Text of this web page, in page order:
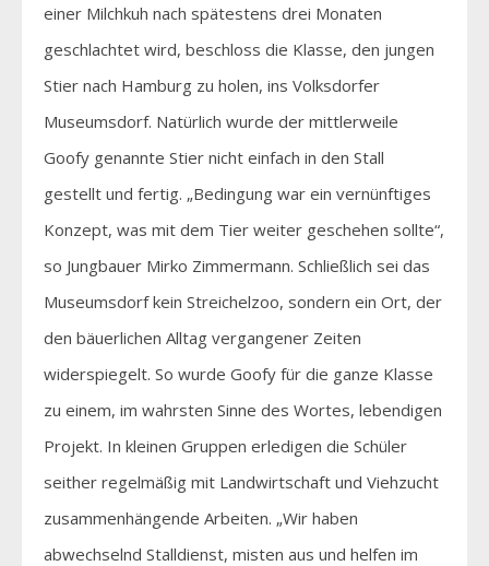
einer Milchkuh nach spätestens drei Monaten
geschlachtet wird, beschloss die Klasse, den jungen
Stier nach Hamburg zu holen, ins Volksdorfer
Museumsdorf. Natürlich wurde der mittlerweile
Goofy genannte Stier nicht einfach in den Stall
gestellt und fertig. „Bedingung war ein vernünftiges
Konzept, was mit dem Tier weiter geschehen sollte“,
so Jungbauer Mirko Zimmermann. Schließlich sei das
Museumsdorf kein Streichelzoo, sondern ein Ort, der
den bäuerlichen Alltag vergangener Zeiten
widerspiegelt. So wurde Goofy für die ganze Klasse
zu einem, im wahrsten Sinne des Wortes, lebendigen
Projekt. In kleinen Gruppen erledigen die Schüler
seither regelmäßig mit Landwirtschaft und Viehzucht
zusammenhängende Arbeiten. „Wir haben
abwechselnd Stalldienst, misten aus und helfen im